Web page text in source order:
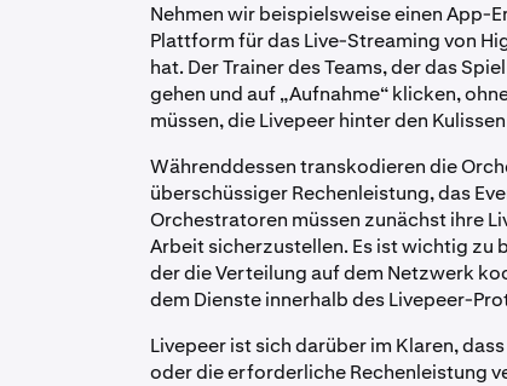
Nehmen wir beispielsweise einen App-
Plattform für das Live-Streaming von
hat. Der Trainer des Teams, der das
gehen und auf „Aufnahme“ klicken,
müssen, die Livepeer hinter den
Währenddessen transkodieren die
überschüssiger Rechenleistung, das
Orchestratoren müssen zunächst ihre
Arbeit sicherzustellen. Es ist wichtig zu
der die Verteilung auf dem Netzwerk
dem Dienste innerhalb des Livepeer-
Livepeer ist sich darüber im Klaren,
oder die erforderliche Rechenleistung